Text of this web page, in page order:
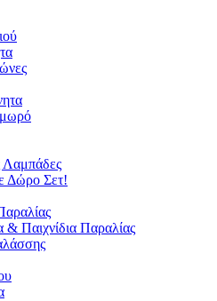
μωρό
Λαμπάδες
Δώρο Σετ!
& Παιχνίδια Παραλίας